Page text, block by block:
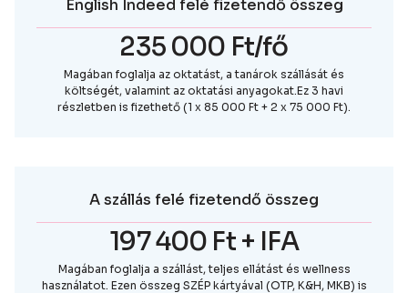
English Indeed felé fizetendő összeg
235 000 Ft/fő
Magában foglalja az oktatást, a tanárok szállását és
költségét, valamint az oktatási anyagokat.Ez 3 havi
részletben is fizethető (1 x 85 000 Ft + 2 x 75 000 Ft).
A szállás felé fizetendő összeg
197 400 Ft + IFA
Magában foglalja a szállást, teljes ellátást és wellness
használatot. Ezen összeg SZÉP kártyával (OTP, K&H, MKB) is